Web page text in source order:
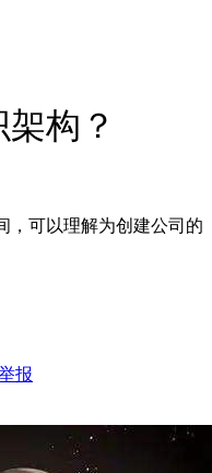
构？
，可以理解为创建公司的
报